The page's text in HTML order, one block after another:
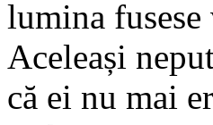
lumina fusese
Aceleași
că ei nu mai